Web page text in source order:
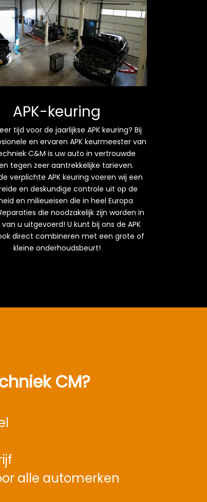
APK-keuring
tijd voor de jaarlijkse APK keuring? Bij
en ervaren APK keurmeester van
C&M is uw auto in vertrouwde
tegen zeer aantrekkelijke tarieven.
verplichte APK keuring voeren wij een
en deskundige controle uit op de
en milieueisen die in heel Europa
die noodzakelijk zijn worden in
u uitgevoerd! U kunt bij ons de APK
direct combineren met een grote of
kleine onderhoudsbeurt!
CM?
alle automerken